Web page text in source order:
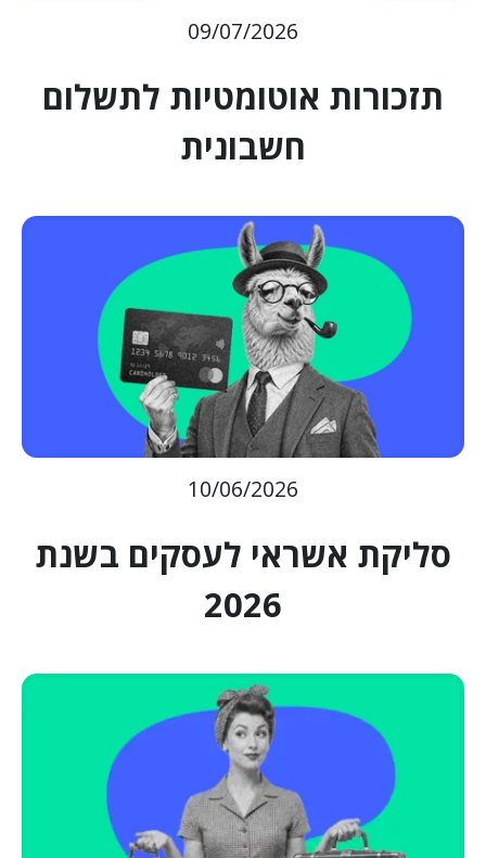
09/07/2026
תזכורות אוטומטיות לתשלום
חשבונית
10/06/2026
סליקת אשראי לעסקים בשנת
2026